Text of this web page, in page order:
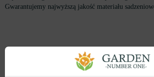
Gwarantujemy najwyższą jakość materiału